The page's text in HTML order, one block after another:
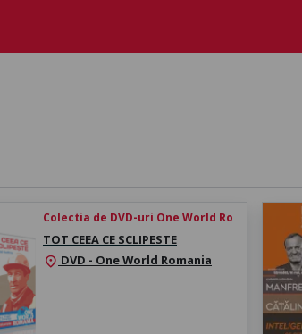
Colectia de DVD-uri One World Ro
TOT CEEA CE SCLIPESTE
location_on DVD - One World Romania